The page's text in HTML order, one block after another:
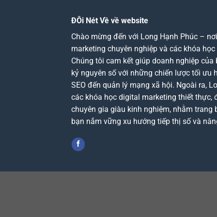
ĐÔi Nét Về về website
Chào mừng đến với Long Hạnh Phúc –
marketing chuyên nghiệp và các khóa
Chúng tôi cam kết giúp doanh nghiệp
kỷ nguyên số với những chiến lược tối ưu
SEO đến quản lý mạng xã hội. Ngoài ra,
các khóa học digital marketing thiết thực,
chuyên gia giàu kinh nghiệm, nhằm trang
bạn nắm vững xu hướng tiếp thị số và